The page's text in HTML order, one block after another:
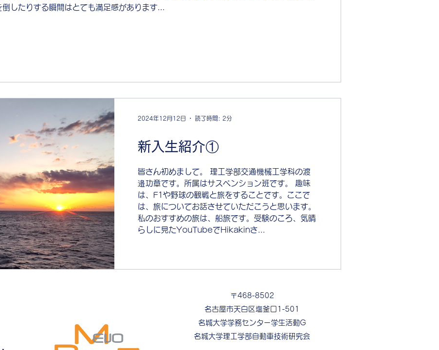
したりする瞬間はとても満足感があります...
新入生紹介①
皆さん初めまして。 理工学部交通機械工学科の渡
邉功章です。所属はサスペンション班です。 趣味
は、F1や野球の観戦と旅をすることです。ここで
は、旅についてお話させていただこうと思います。
私のおすすめの旅は、船旅です。受験のころ、気晴
らしに見たYouTubeでHikakinさ...
2024年12月12日 読了時間: 2分
〒468-8502
名古屋市天白区塩釜口1-501
名城大学学務センター学生活動G
名城大学理工学部自動車技術研究会